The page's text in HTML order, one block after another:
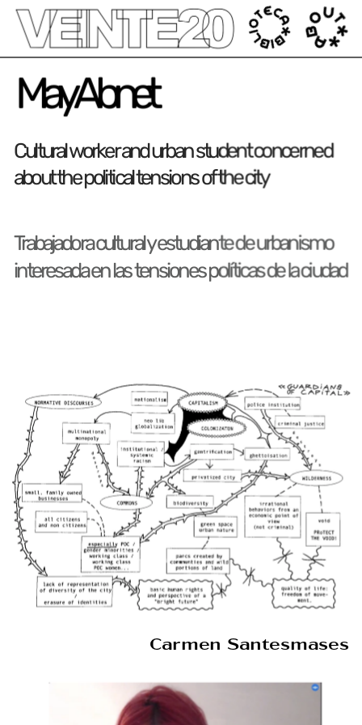
May Abnet
Cultural worker and urban student concerned
about the political tensions of the city
Trabajadora cultural y estudiante de urbanismo
interesada en las tensiones políticas de la ciudad
Carmen Santesmases